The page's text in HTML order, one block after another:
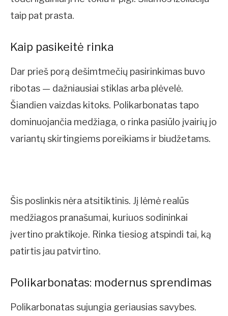
taip pat prasta.
Kaip pasikeitė rinka
Dar prieš porą dešimtmečių pasirinkimas buvo
ribotas — dažniausiai stiklas arba plėvelė.
Šiandien vaizdas kitoks. Polikarbonatas tapo
dominuojančia medžiaga, o rinka pasiūlo įvairių jo
variantų skirtingiems poreikiams ir biudžetams.
Šis poslinkis nėra atsitiktinis. Jį lėmė realūs
medžiagos pranašumai, kuriuos sodininkai
įvertino praktikoje. Rinka tiesiog atspindi tai, ką
patirtis jau patvirtino.
Polikarbonatas: modernus sprendimas
Polikarbonatas sujungia geriausias savybes.